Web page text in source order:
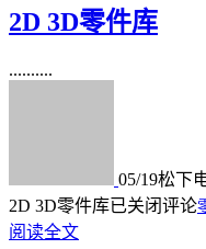
2D 3D零件库
..........
05/19松下
2D 3D零件库已关闭评论
阅读全文